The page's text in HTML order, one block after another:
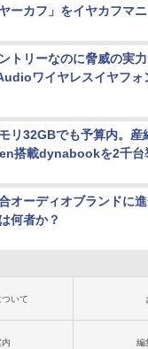
ーカフ」をイヤカフマ
トリーなのに脅威の実
ワイヤレスイヤフォ
リ32GBでも予算内。
搭載dynabookを2千台
オーディオブランドに
何者か？
いて
編